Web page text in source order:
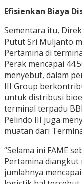
Efisienkan Biaya
Sementara itu,
Putut Sri Muljanto
Pertamina di
Perak mencapai
menyebut, dalam
III Group
untuk distribusi
terminal terpadu
Pelindo III juga
muatan dari
“Selama ini FAME
Pertamina
jumlahnya